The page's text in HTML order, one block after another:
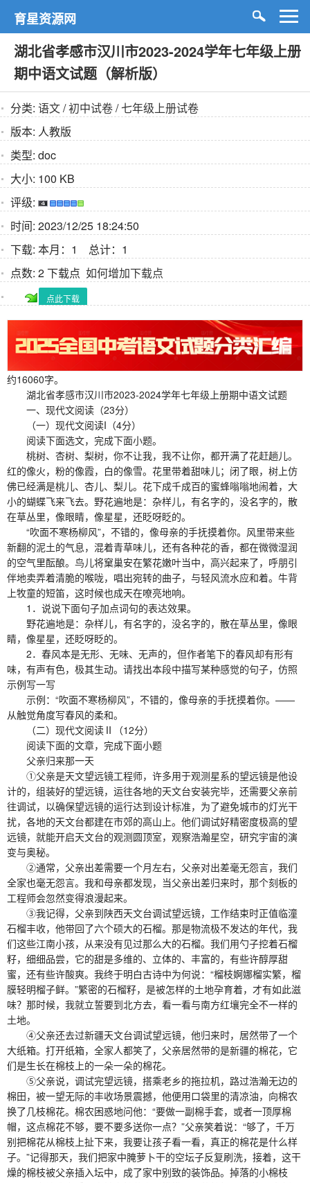
育星资源网
湖北省孝感市汉川市2023-2024学年七年级上册
期中语文试题（解析版）
分类: 语文/初中试卷/七年级上册试卷
版本: 人教版
类型: doc
大小: 100 KB
评级:
时间: 2023/12/25 18:24:50
下载: 本月：1 总计：1
点数: 2 下载点 如何增加下载点
点此下载
约16060字。
湖北省孝感市汉川市2023-2024学年七年级上册期中语文试题
一、现代文阅读（23分）
（一）现代文阅读I（4分）
阅读下面选文，完成下面小题。
桃树、杏树、梨树，你不让我，我不让你，都开满了花赶趟儿。
红的像火，粉的像霞，白的像雪。花里带着甜味儿；闭了眼，树上仿
佛已经满是桃儿、杏儿、梨儿。花下成千成百的蜜蜂嗡嗡地闹着，大
小的蝴蝶飞来飞去。野花遍地是：杂样儿，有名字的，没名字的，散
在草丛里，像眼睛，像星星，还眨呀眨的。
“吹面不寒杨柳风”，不错的，像母亲的手抚摸着你。风里带来些
新翻的泥土的气息，混着青草味儿，还有各种花的香，都在微微湿润
的空气里酝酿。鸟儿将窠巢安在繁花嫩叶当中，高兴起来了，呼朋引
伴地卖弄着清脆的喉咙，唱出宛转的曲子，与轻风流水应和着。牛背
上牧童的短笛，这时候也成天在嘹亮地响。
1．说说下面句子加点词句的表达效果。
野花遍地是：杂样儿，有名字的，没名字的，散在草丛里，像眼
睛，像星星，还眨呀眨的。
2．春风本是无形、无味、无声的，但作者笔下的春风却有形有
味，有声有色，极其生动。请找出本段中描写某种感觉的句子，仿照
示例写一写
示例：“吹面不寒杨柳风”，不错的，像母亲的手抚摸着你。——
从触觉角度写春风的柔和。
（二）现代文阅读Ⅱ（12分）
阅读下面的文章，完成下面小题
父亲归来那一天
①父亲是天文望远镜工程师，许多用于观测星系的望远镜是他设
计的，组装好的望远镜，运往各地的天文台安装完毕，还需要父亲前
往调试，以确保望远镜的运行达到设计标准，为了避免城市的灯光干
扰，各地的天文台都建在市郊的高山上。他们调试好精密度极高的望
远镜，就能开启天文台的观测圆顶室，观察浩瀚星空，研究宇宙的演
变与奥秘。
②通常，父亲出差需要一个月左右，父亲对出差毫无怨言，我们
全家也毫无怨言。我和母亲都发现，当父亲出差归来时，那个刻板的
工程师会忽然变得浪漫起来。
③我记得，父亲到陕西天文台调试望远镜，工作结束时正值临潼
石榴丰收，他带回了六个硕大的石榴。那是物流极不发达的年代，我
们这些江南小孩，从来没有见过那么大的石榴。我们用勺子挖着石榴
籽，细细品尝，它的甜是多维的、立体的、丰富的，有些许醇厚甜
蜜，还有些许酸爽。我终于明白古诗中为何说：“榴枝婀娜榴实繁，榴
膜轻明榴子鲜。”繁密的石榴籽，是被怎样的土地孕育着，才有如此滋
味？那时候，我就立誓要到北方去，看一看与南方红壤完全不一样的
土地。
④父亲还去过新疆天文台调试望远镜，他归来时，居然带了一个
大纸箱。打开纸箱，全家人都笑了，父亲居然带的是新疆的棉花，它
们是生长在棉枝上的一朵一朵的棉花。
⑤父亲说，调试完望远镜，搭乘老乡的拖拉机，路过浩瀚无边的
棉田，被一望无际的丰收场景震撼，他便用口袋里的清凉油，向棉农
换了几枝棉花。棉农困惑地问他：“要做一副棉手套，或者一顶厚棉
帽，这点棉花不够，要不要多送你一点？”父亲笑着说：“够了，千万
别把棉花从棉枝上扯下来，我要让孩子看一看，真正的棉花是什么样
子。”记得那天，我们把家中腌萝卜干的空坛子反复刷洗，接着，这干
燥的棉枝被父亲插入坛中，成了家中别致的装饰品。掉落的小棉枝